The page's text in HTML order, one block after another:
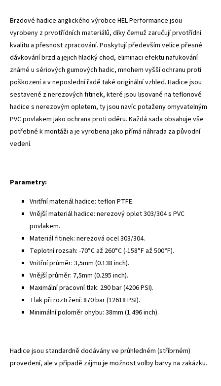
Brzdové hadice anglického výrobce HEL Performance jsou
vyrobeny z prvotřídních materiálů, díky čemuž zaručují prvotřídní
kvalitu a přesnost zpracování. Poskytují především velice přesné
dávkování brzd a jejich hladký chod, eliminaci efektu nafukování
známé u sériových gumových hadic, mnohem vyšší ochranu proti
poškození a v neposlední řadě také originální vzhled. Hadice jsou
sestavené z nerezových fitinek, které jsou lisované na teflonové
hadice s nerezovým opletem, ty jsou navíc potaženy omyvatelným
PVC povlakem jako ochrana proti oděru. Každá sada obsahuje vše
potřebné k montáži a je vyrobena jako přímá náhrada za původní
vedení.
Parametry:
Vnitřní materiál hadice: teflon PTFE.
Vnější materiál hadice: nerezový oplet 303/304 s PVC
povlakem.
Materiál fitinek: nerezová ocel 303/304.
Teplotní rozsah: -70°C až 260°C (-158°F až 500°F).
Vnitřní průměr: 3,5mm (0.138 inch).
Vnější průměr: 7,5mm (0.295 inch).
Maximální pracovní tlak: 290 bar (4206 PSI).
Tlak při roztržení: 870 bar (12618 PSI).
Minimální poloměr ohybu: 38mm (1.496 inch).
Hadice jsou standardně dodávány ve průhledném (stříbrném)
provedení, ale v případě zájmu je možnost volby barvy na zakázku.